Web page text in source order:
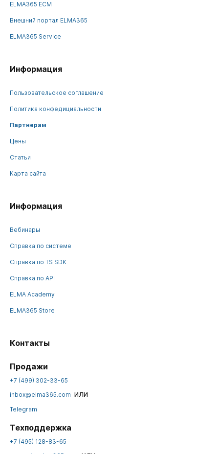
ELMA365 ECM
Внешний портал ELMA365
ELMA365 Service
Информация
Пользовательское соглашение
Политика конфедициальности
Партнерам
Цены
Статьи
Карта сайта
Информация
Вебинары
Справка по системе
Справка по TS SDK
Справка по API
ELMA Academy
ELMA365 Store
Контакты
Продажи
+7 (499) 302-33-65
inbox@elma365.com или
Telegram
Техподдержка
+7 (495) 128-83-65